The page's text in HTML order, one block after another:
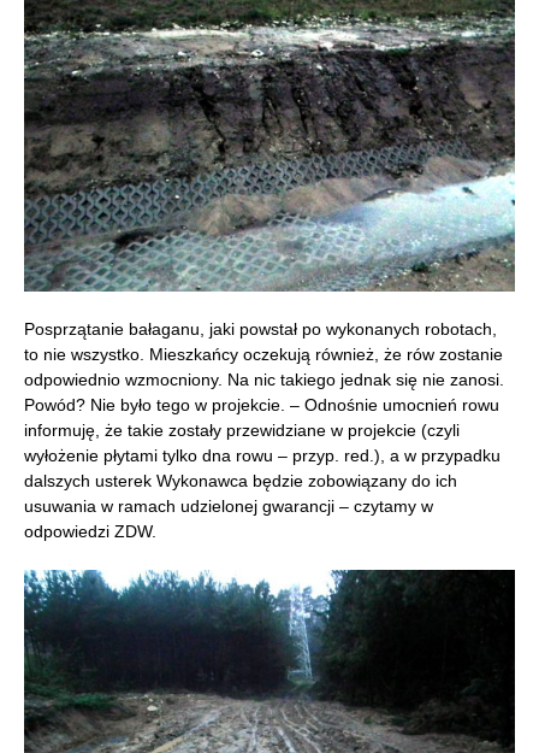
Posprzątanie bałaganu, jaki powstał po wykonanych robotach,
to nie wszystko. Mieszkańcy oczekują również, że rów zostanie
odpowiednio wzmocniony. Na nic takiego jednak się nie zanosi.
Powód? Nie było tego w projekcie. – Odnośnie umocnień rowu
informuję, że takie zostały przewidziane w projekcie (czyli
wyłożenie płytami tylko dna rowu – przyp. red.), a w przypadku
dalszych usterek Wykonawca będzie zobowiązany do ich
usuwania w ramach udzielonej gwarancji – czytamy w
odpowiedzi ZDW.